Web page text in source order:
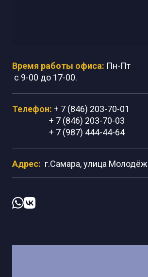
Время работы офиса: Пн-Пт
с 9-00 до 17-00.
Телефон: + 7 (846) 203-70-01
+ 7 (846) 203-70-03
+ 7 (987) 444-44-64
Адрес: г.Самара, улица